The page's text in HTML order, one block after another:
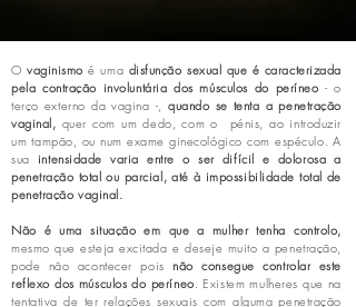
Ovaginismoé uma disfunção sexual que é caracterizada
pela contração involuntária dos músculos do períneo - o
terço externo da vagina -,quando se tenta a penetração
vaginal, quer com um dedo, com o pénis, ao introduzir
um tampão, ou num exame ginecológico com espéculo. A
sua intensidade varia entre o ser difícil e dolorosa a
penetração total ou parcial, até à impossibilidade total de
penetração vaginal.
Não é uma situação em que a mulher tenha controlo,
mesmo que esteja excitada e deseje muito a penetração,
pode não acontecer poisnão consegue controlar este
reflexo dos músculos do períneo. Existem mulheres que na
tentativa de ter relações sexuais com alguma penetração